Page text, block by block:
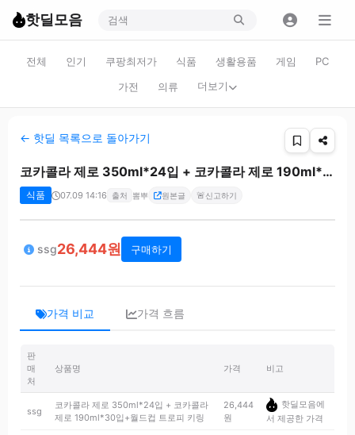
핫딜모음
전체 인기 쿠팡최저가 식품 생활용품 게임
PC
가전
의류 더보기
← 핫딜 목록으로 돌아가기
코카콜라 제로 350ml*24입 + 코카콜라 제로 190ml*30입+월드컵 트로피 키링
식품 07.09 14:16 출처 뽐뿌 원본글 🚨신고하기
ssg26,444원 구매하기
가격 비교 가격 흐름
판
매
처
상품명 가격 비고
ssg
코카콜라 제로 350ml*24입 + 코카콜라
제로 190ml*30입+월드컵 트로피 키링
26,444
원
핫딜모음에
서 제공한 가격